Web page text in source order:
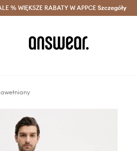
Club > Dostawa nawet w 24h >
% WIĘKSZE RABATY W APPCE Szczegóły